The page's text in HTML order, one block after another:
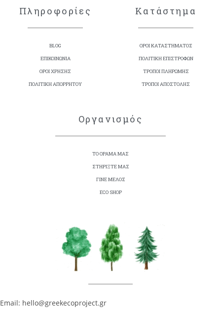
Πληροφορίες
BLOG
ΕΠΙΚΟΙΝΩΝΙΑ
ΟΡΟΙ ΧΡΗΣΗΣ
ΠΟΛΙΤΙΚΗ ΑΠΟΡΡΗΤΟΥ
Κατάστημα
ΟΡΟΙ ΚΑΤΑΣΤΗΜΑΤΟΣ
ΠΟΛΙΤΙΚΗ ΕΠΙΣΤΡΟΦΩΝ
ΤΡΟΠΟΙ ΠΛΗΡΩΜΗΣ
ΤΡΟΠΟΙ ΑΠΟΣΤΟΛΗΣ
Οργανισμός
ΤΟ ΟΡΑΜΑ ΜΑΣ
ΣΤΗΡΙΞΤΕ ΜΑΣ
ΓΙΝΕ ΜΕΛΟΣ
ECO SHOP
Email: hello@greekecoproject.gr